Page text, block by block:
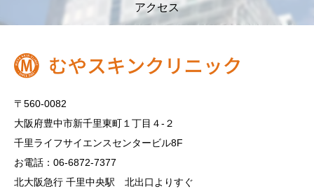
アクセス
〒560-0082
大阪府豊中市新千里東町１丁目４‐２
千里ライフサイエンスセンタービル8F
お電話：06-6872-7377
北大阪急行 千里中央駅 北出口よりすぐ